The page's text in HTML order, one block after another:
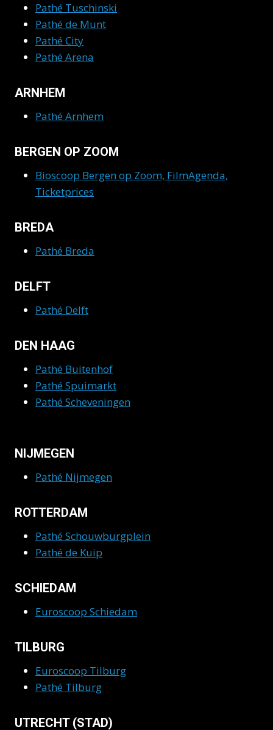
Pathé Tuschinski
Pathé de Munt
Pathé City
Pathé Arena
ARNHEM
Pathé Arnhem
BERGEN OP ZOOM
Bioscoop Bergen op Zoom, FilmAgenda,
Ticketprices
BREDA
Pathé Breda
DELFT
Pathé Delft
DEN HAAG
Pathé Buitenhof
Pathé Spuimarkt
Pathé Scheveningen
NIJMEGEN
Pathé Nijmegen
ROTTERDAM
Pathé Schouwburgplein
Pathé de Kuip
SCHIEDAM
Euroscoop Schiedam
TILBURG
Euroscoop Tilburg
Pathé Tilburg
UTRECHT (STAD)